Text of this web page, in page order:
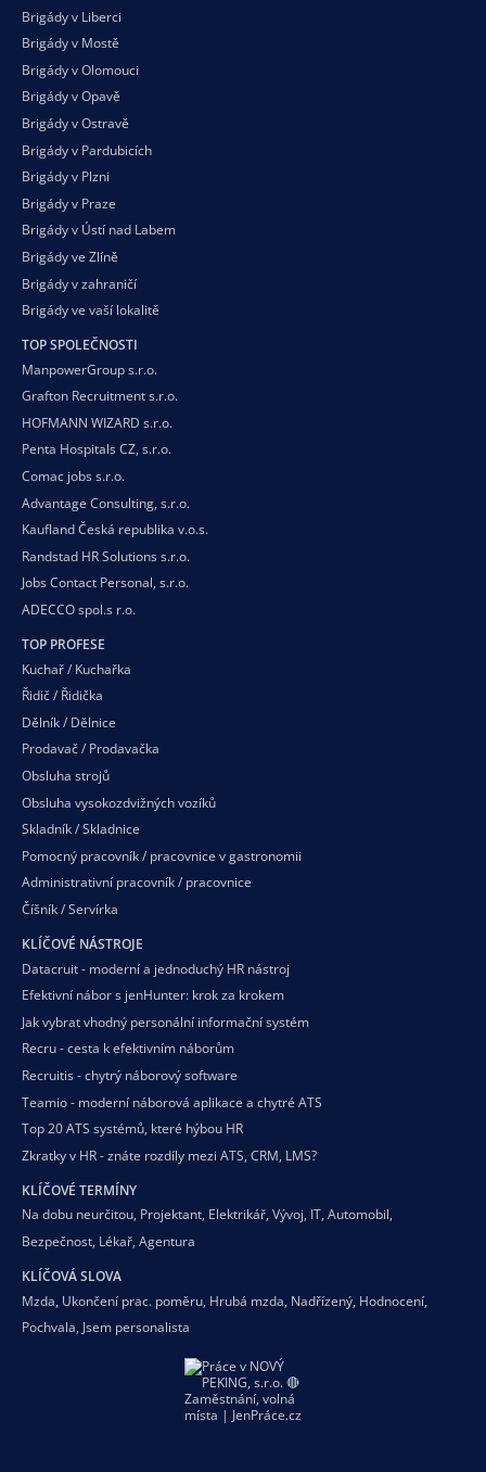
Brigády v Liberci
Brigády v Mostě
Brigády v Olomouci
Brigády v Opavě
Brigády v Ostravě
Brigády v Pardubicích
Brigády v Plzni
Brigády v Praze
Brigády v Ústí nad Labem
Brigády ve Zlíně
Brigády v zahraničí
Brigády ve vaší lokalitě
TOP SPOLEČNOSTI
ManpowerGroup s.r.o.
Grafton Recruitment s.r.o.
HOFMANN WIZARD s.r.o.
Penta Hospitals CZ, s.r.o.
Comac jobs s.r.o.
Advantage Consulting, s.r.o.
Kaufland Česká republika v.o.s.
Randstad HR Solutions s.r.o.
Jobs Contact Personal, s.r.o.
ADECCO spol.s r.o.
TOP PROFESE
Kuchař / Kuchařka
Řidič / Řidička
Dělník / Dělnice
Prodavač / Prodavačka
Obsluha strojů
Obsluha vysokozdvižných vozíků
Skladník / Skladnice
Pomocný pracovník / pracovnice v gastronomii
Administrativní pracovník / pracovnice
Číšník / Servírka
KLÍČOVÉ NÁSTROJE
Datacruit - moderní a jednoduchý HR nástroj
Efektivní nábor s jenHunter: krok za krokem
Jak vybrat vhodný personální informační systém
Recru - cesta k efektivním náborům
Recruitis - chytrý náborový software
Teamio - moderní náborová aplikace a chytré ATS
Top 20 ATS systémů, které hýbou HR
Zkratky v HR - znáte rozdíly mezi ATS, CRM, LMS?
KLÍČOVÉ TERMÍNY
Na dobu neurčitou, Projektant, Elektrikář, Vývoj, IT, Automobil,
Bezpečnost, Lékař, Agentura
KLÍČOVÁ SLOVA
Mzda, Ukončení prac. poměru, Hrubá mzda, Nadřízený, Hodnocení,
Pochvala, Jsem personalista